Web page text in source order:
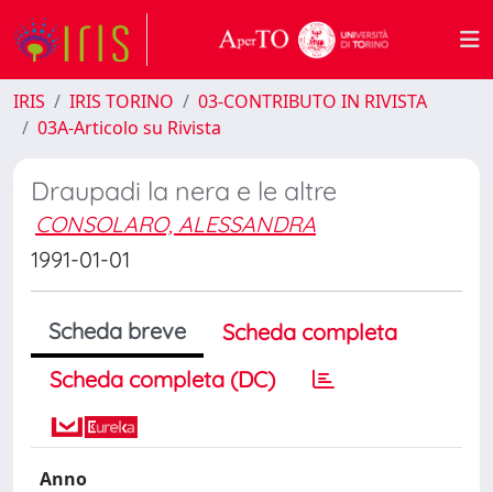
IRIS IRIS TORINO
03-CONTRIBUTO IN RIVISTA
03A-Articolo su Rivista
Draupadi la nera e le altre
CONSOLARO, ALESSANDRA
1991-01-01
Scheda breve
Scheda completa
Scheda completa (DC)
Anno